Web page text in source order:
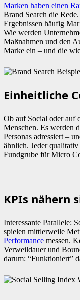
Marken haben einen
Brand Search die
Ergebnissen häufig
Wie werden
Maßnahmen und den
Marke ein – und die
Einheitliche
Ob auf Social oder auf
Menschen. Es werden
Personas adressiert –
ähnlich. Jeder
Fundgrube für Micro
KPIs nähern
Interessante Parallele:
spielen mittlerweile
Performance messen.
Verweildauer und
darum: “Funktioniert”